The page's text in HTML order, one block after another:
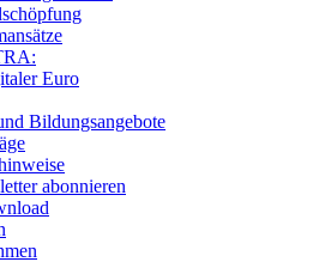
Euro
Bildungsangebote
abonnieren